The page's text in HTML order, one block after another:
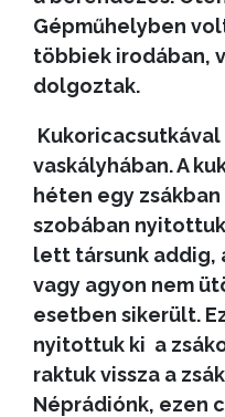
Gépműhelyben
többiek irodában,
dolgoztak.
vaskályhában. A
héten egy
szobában
lett társunk addig,
vagy agyon nem
esetben sikerült.
nyitottuk ki a
raktuk vissza a
Néprádiónk, ezen